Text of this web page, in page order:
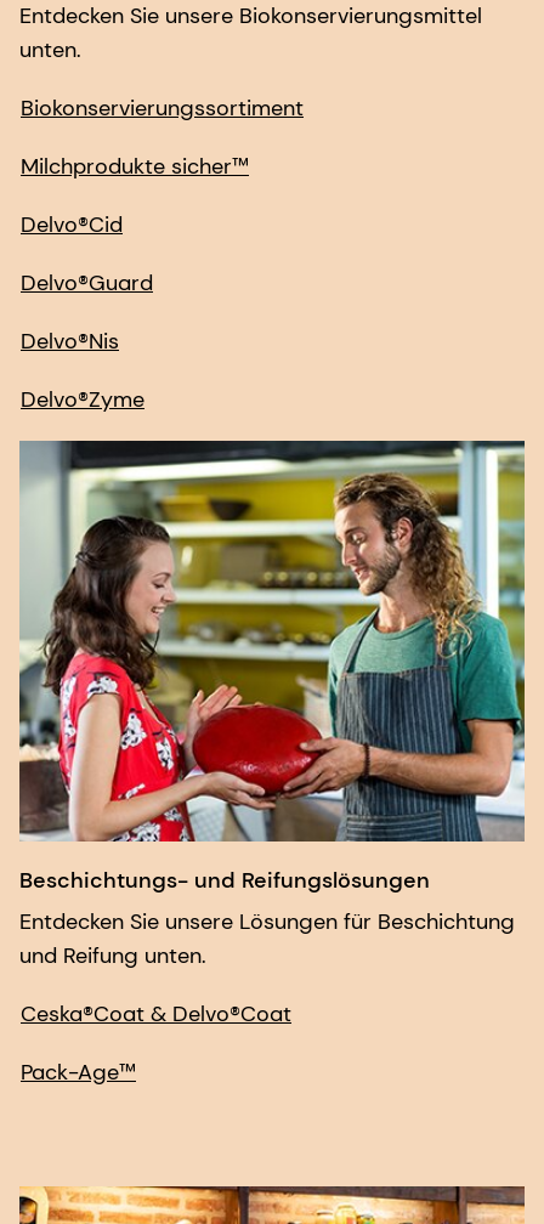
Entdecken Sie unsere Biokonservierungsmittel
unten.
Biokonservierungssortiment
Milchprodukte sicher™
Delvo®Cid
Delvo®Guard
Delvo®Nis
Delvo®Zyme
Beschichtungs- und Reifungslösungen
Entdecken Sie unsere Lösungen für Beschichtung
und Reifung unten.
Ceska®Coat & Delvo®Coat
Pack-Age™